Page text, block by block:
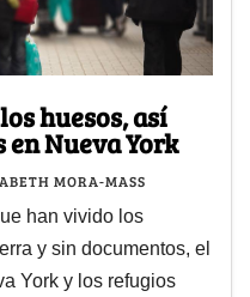
huesos, así
Nueva York
MORA-MASS
han vivido los
y sin documentos, el
York y los refugios